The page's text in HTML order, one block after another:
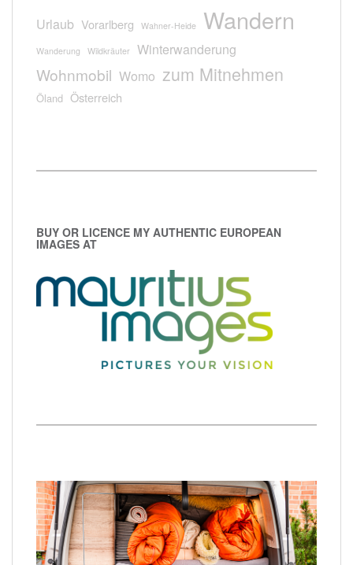
Urlaub Vorarlberg Wahner-Heide Wandern
Wanderung Wildkräuter Winterwanderung
Wohnmobil Womo zum Mitnehmen
Öland Österreich
BUY OR LICENCE MY AUTHENTIC EUROPEAN
IMAGES AT